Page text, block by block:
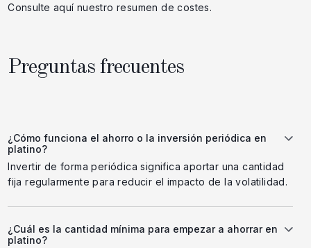
Consulte aquí nuestro resumen de costes.
Preguntas frecuentes
¿Cómo funciona el ahorro o la inversión periódica en
platino?
Invertir de forma periódica significa aportar una cantidad
fija regularmente para reducir el impacto de la volatilidad.
¿Cuál es la cantidad mínima para empezar a ahorrar en
platino?